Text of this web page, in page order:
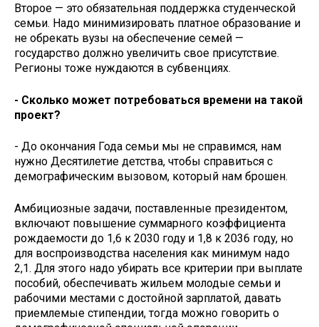
Второе — это обязательная поддержка студенческой
семьи. Надо минимизировать платное образование и
не обрекать вузы на обеспечение семей —
государство должно увеличить свое присутствие.
Регионы тоже нуждаются в субвенциях.
- Сколько может потребоваться времени на такой
проект?
- До окончания Года семьи мы не справимся, нам
нужно Десятилетие детства, чтобы справиться с
демографическим вызовом, который нам брошен.
Амбициозные задачи, поставленные президентом,
включают повышение суммарного коэффициента
рождаемости до 1,6 к 2030 году и 1,8 к 2036 году, но
для воспроизводства населения как минимум надо
2,1. Для этого надо убирать все критерии при выплате
пособий, обеспечивать жильем молодые семьи и
рабочими местами с достойной зарплатой, давать
приемлемые стипендии, тогда можно говорить о